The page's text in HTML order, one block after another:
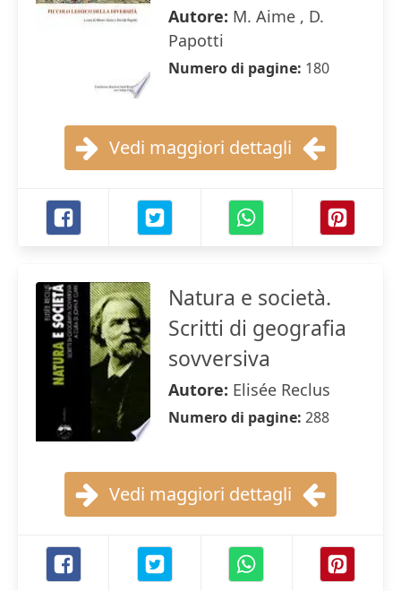
Autore: M. Aime , D.
Papotti
Numero di pagine: 180
Vedi maggiori dettagli
Natura e società.
Scritti di geografia
sovversiva
Autore: Elisée Reclus
Numero di pagine: 288
Vedi maggiori dettagli